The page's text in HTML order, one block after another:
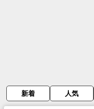
新着 人気